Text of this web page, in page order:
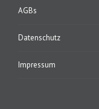
AGBs
Datenschutz
Impressum